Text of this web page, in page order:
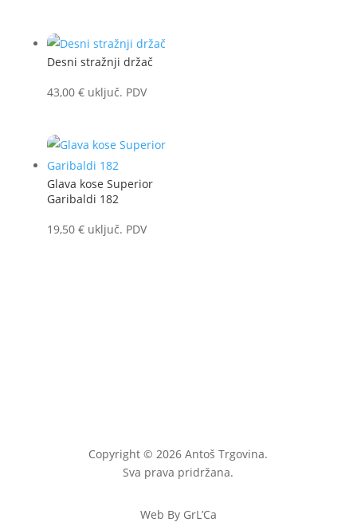
Desni stražnji držač
43,00 € uključ. PDV
Glava kose Superior
Garibaldi 182
19,50 € uključ. PDV
Copyright © 2026 Antoš Trgovina.
Sva prava pridržana.
Web By GrL’Ca